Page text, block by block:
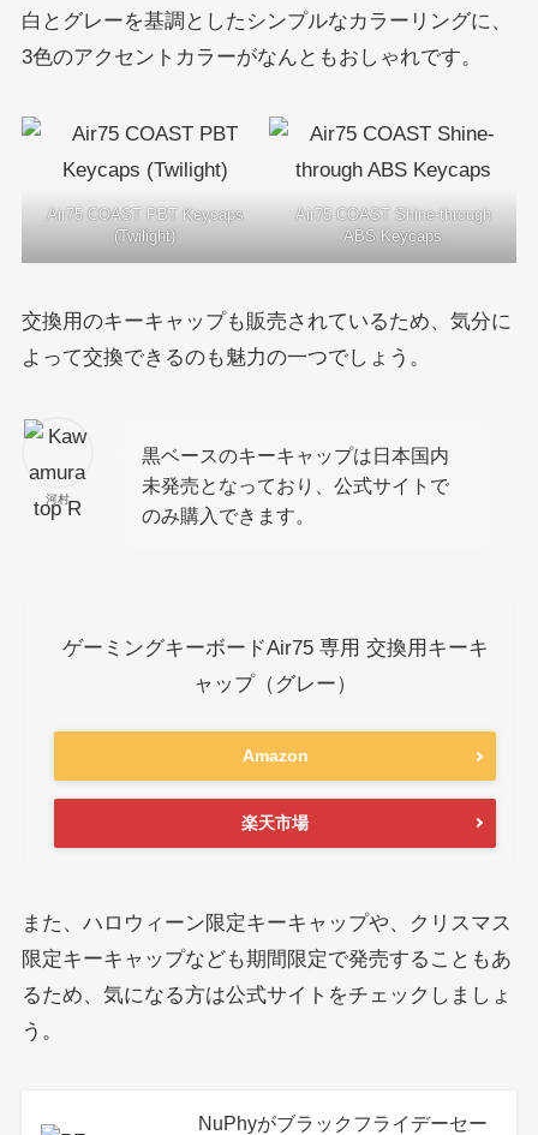
白とグレーを基調としたシンプルなカラーリングに、
3色のアクセントカラーがなんともおしゃれです。
Air75 COAST PBT Keycaps
(Twilight)
Air75 COAST Shine-through
ABS Keycaps
交換用のキーキャップも販売されているため、気分に
よって交換できるのも魅力の一つでしょう。
河村
黒ベースのキーキャップは日本国内
未発売となっており、公式サイトで
のみ購入できます。
ゲーミングキーボードAir75 専用 交換用キーキ
ャップ（グレー）
Amazon
楽天市場
また、ハロウィーン限定キーキャップや、クリスマス
限定キーキャップなども期間限定で発売することもあ
るため、気になる方は公式サイトをチェックしましょ
う。
NuPhyがブラックフライデーセー